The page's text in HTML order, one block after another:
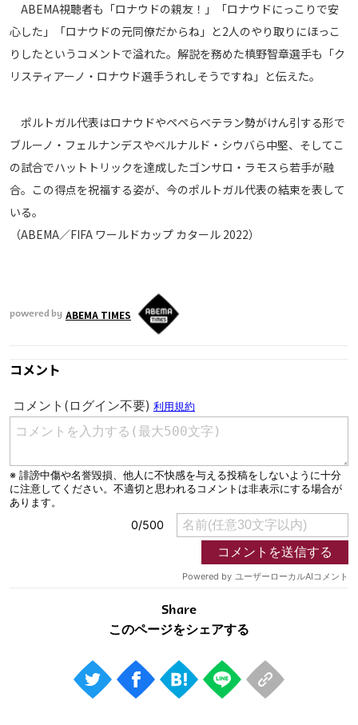
ご利用にあたって
Share
ABEMA視聴者も「ロナウドの親友！」「ロナウドにっこりで安
心した」「ロナウドの元同僚だからね」と2人のやり取りにほっこ
りしたというコメントで溢れた。解説を務めた槙野智章選手も「ク
リスティアーノ・ロナウド選手うれしそうですね」と伝えた。
ポルトガル代表はロナウドやペペらベテラン勢がけん引する形で
ブルーノ・フェルナンデスやベルナルド・シウバら中堅、そしてこ
の試合でハットトリックを達成したゴンサロ・ラモスら若手が融
合。この得点を祝福する姿が、今のポルトガル代表の結束を表して
いる。
（ABEMA／FIFA ワールドカップ カタール 2022）
powered by ABEMA TIMES
コメント
Share